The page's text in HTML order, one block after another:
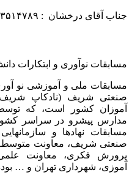
جناب آقای درخشان : ۰۹۱۳۳۵۱۴۷۸۹
مسابقات نوآوری و ابتکارات
مسابقات ملی و آموزشی نو
صنعتی شریف (نادکاپ
آموزان کشور است، که
مدارس پیشرو در سراسر
مسابقات نهادها و
صنعتی شریف، معاونت
پرورش فکری، معاونت
آموزی، شهرداری تهران و …